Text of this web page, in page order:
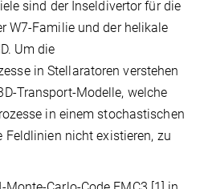
sind der Inseldivertor für die
W7-Familie und der helikale
Um die
in Stellaratoren verstehen
Transport-Modelle, welche
in einem stochastischen
Feldlinien nicht existieren, zu